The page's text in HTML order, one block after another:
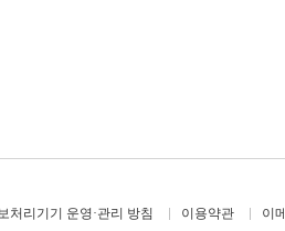
처리기기 운영·관리 방침 이용약관
이